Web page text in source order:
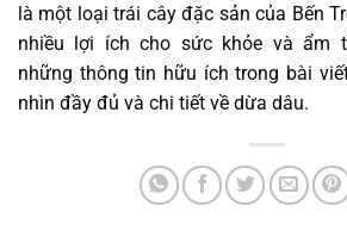
là một loại trái cây đặc sản của Bến
nhiều lợi ích cho sức khỏe và ẩm
những thông tin hữu ích trong bài
nhìn đầy đủ và chi tiết về dừa dâu.